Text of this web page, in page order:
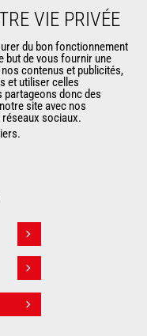
VIE PRIVÉE
du bon fonctionnement
but de vous fournir une
contenus et publicités,
et utiliser celles
donc des
site avec nos
sociaux.